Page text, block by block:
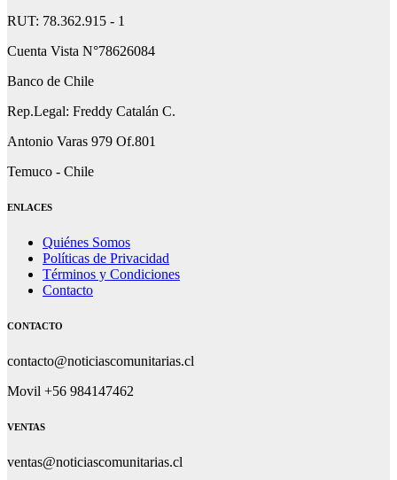
RUT: 78.362.915 - 1
Cuenta Vista N°78626084
Banco de Chile
Rep.Legal: Freddy Catalán C.
Antonio Varas 979 Of.801
Temuco - Chile
ENLACES
Quiénes Somos
Políticas de Privacidad
Términos y Condiciones
Contacto
CONTACTO
contacto@noticiascomunitarias.cl
Movil +56 984147462
VENTAS
ventas@noticiascomunitarias.cl